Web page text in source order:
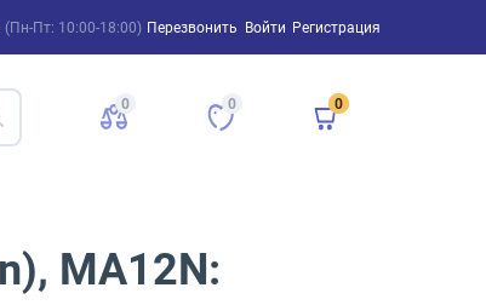
(Пн-Пт: 10:00-18:00) Перезвонить Войти Регистрация
0 0 0
MA12N: